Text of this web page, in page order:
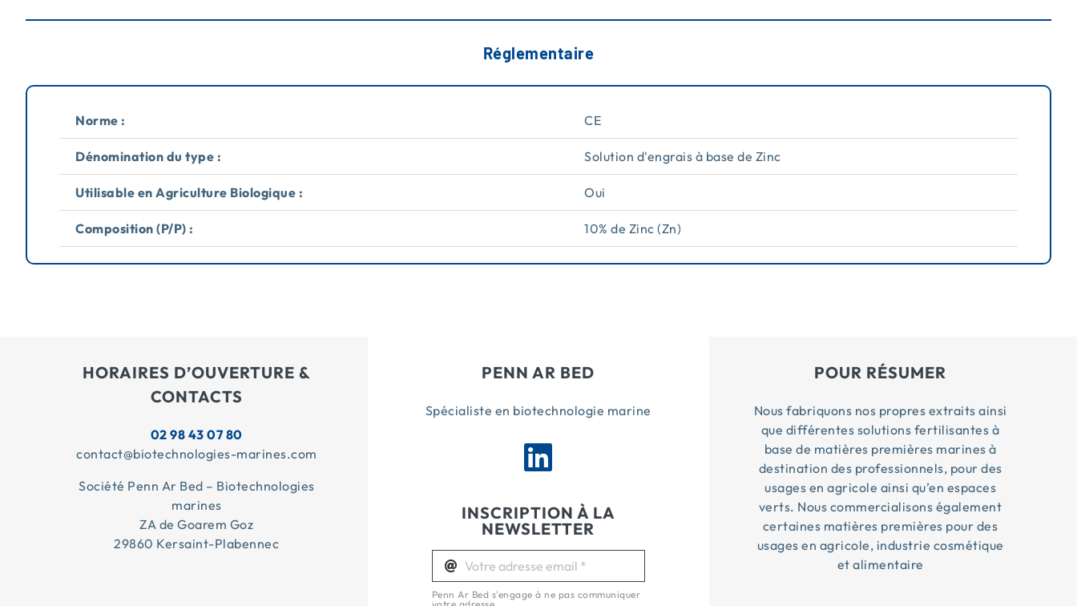
Réglementaire
Norme : CE
Dénomination du type : Solution d'engrais à base de Zinc
Utilisable en Agriculture Biologique : Oui
Composition (P/P) : 10% de Zinc (Zn)
HORAIRES D’OUVERTURE &
CONTACTS
02 98 43 07 80
contact@biotechnologies-marines.com
Société Penn Ar Bed – Biotechnologies
marines
ZA de Goarem Goz
29860 Kersaint-Plabennec
PENN AR BED
Spécialiste en biotechnologie marine
INSCRIPTION À LA
NEWSLETTER
Penn Ar Bed s'engage à ne pas communiquer
POUR RÉSUMER
Nous fabriquons nos propres extraits ainsi
que différentes solutions fertilisantes à
base de matières premières marines à
destination des professionnels, pour des
usages en agricole ainsi qu’en espaces
verts. Nous commercialisons également
certaines matières premières pour des
usages en agricole, industrie cosmétique
et alimentaire